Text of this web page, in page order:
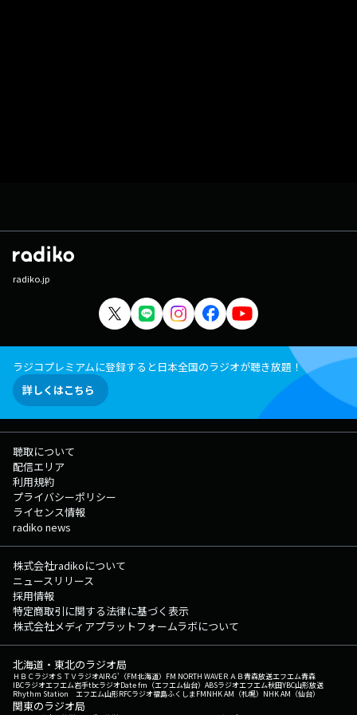
radiko.jp
ラジコプレミアムに登録すると日本全国のラジオが聴き放題！
詳しくはこちら
聴取について
配信エリア
利用規約
プライバシーポリシー
ライセンス情報
radiko news
株式会社radikoについて
ニュースリリース
採用情報
特定商取引に関する法律に基づく表示
株式会社メディアプラットフォームラボについて
北海道・東北のラジオ局
ＨＢＣラジオＳＴＶラジオAIR-G'（FM北海道） FM NORTH WAVEＲＡＢ青森放送エフエム青森
IBCラジオエフエム岩手tbcラジオDate fm（エフエム仙台） ABSラジオエフエム秋田YBC山形放送
Rhythm Station エフエム山形RFCラジオ福島ふくしまFMNHK AM（札幌） NHK AM（仙台）
関東のラジオ局